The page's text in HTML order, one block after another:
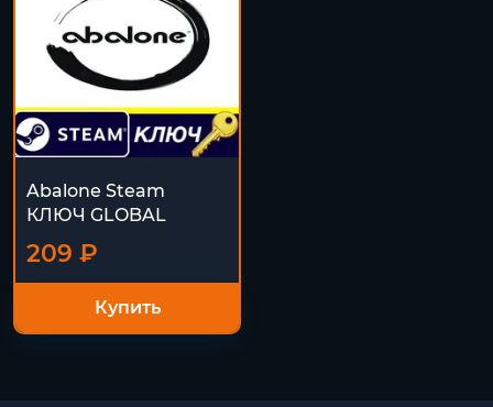
Abalone Steam
КЛЮЧ GLOBAL
209 ₽
Купить